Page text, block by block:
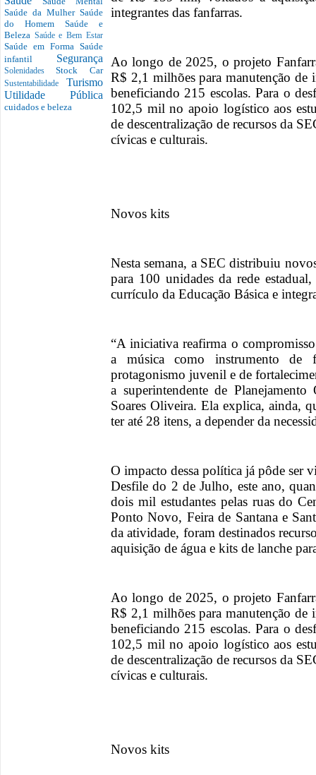
Saúde da Mulher Saúde
do Homem Saúde e
Beleza Saúde e Bem Estar
Saúde em Forma Saúde
infantil Segurança
SolenidadesStock Car
Sustentabilidade Turismo
Utilidade Pública
cuidados e beleza
integrantes das fanfarras.
Ao longo de 2025, o projeto
R$ 2,1 milhões para manutenção de
beneficiando 215 escolas. Para o
102,5 mil no apoio logístico aos
de descentralização de recursos da
cívicas e culturais.
Novos kits
Nesta semana, a SEC distribuiu
para 100 unidades da rede
currículo da Educação Básica e
“A iniciativa reafirma o
a música como instrumento de
protagonismo juvenil e de
a superintendente de
Soares Oliveira. Ela explica, ainda,
ter até 28 itens, a depender da
O impacto dessa política já pôde ser
Desfile do 2 de Julho, este ano,
dois mil estudantes pelas ruas do
Ponto Novo, Feira de Santana e
da atividade, foram destinados
aquisição de água e kits de lanche
Ao longo de 2025, o projeto
R$ 2,1 milhões para manutenção de
beneficiando 215 escolas. Para o
102,5 mil no apoio logístico aos
de descentralização de recursos da
cívicas e culturais.
Novos kits